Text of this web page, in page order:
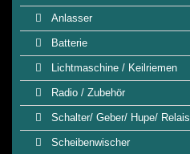
Anlasser
Batterie
Lichtmaschine / Keilriemen
Radio / Zubehör
Schalter/ Geber/ Hupe/ Relais
Scheibenwischer